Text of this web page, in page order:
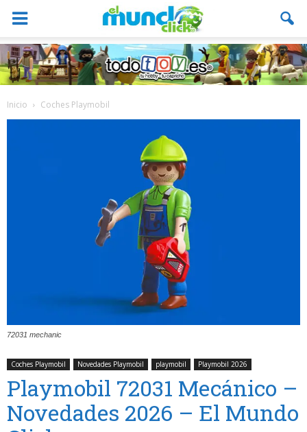
Inicio Coches Playmobil
72031 mechanic
Coches Playmobil Novedades Playmobil playmobil Playmobil 2026
Playmobil 72031 Mecánico –
Novedades 2026 – El Mundo